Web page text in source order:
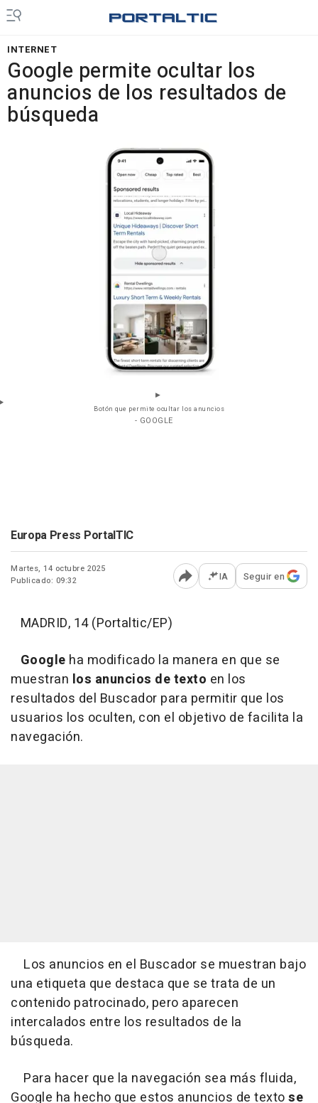
INTERNET
Google permite ocultar los
anuncios de los resultados de
búsqueda
Botón que permite ocultar los anuncios
- GOOGLE
Europa Press PortalTIC
Martes, 14 octubre 2025
Publicado: 09:32
Abrir opciones para
IA Seguir en
MADRID, 14 (Portaltic/EP)
Google ha modificado la manera en que se
muestran los anuncios de texto en los
resultados del Buscador para permitir que los
usuarios los oculten, con el objetivo de facilita la
navegación.
Los anuncios en el Buscador se muestran bajo
una etiqueta que destaca que se trata de un
contenido patrocinado, pero aparecen
intercalados entre los resultados de la
búsqueda.
Para hacer que la navegación sea más fluida,
Google ha hecho que estos anuncios de textose